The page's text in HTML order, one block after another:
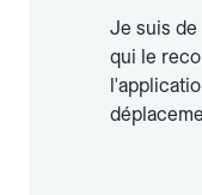
Je suis de
qui le